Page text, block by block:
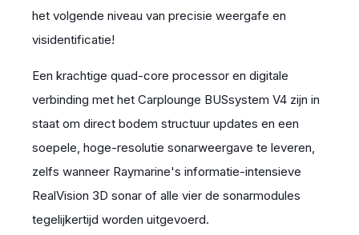
het volgende niveau van precisie weergafe en
visidentificatie!
Een krachtige quad-core processor en digitale
verbinding met het Carplounge BUSsystem V4 zijn in
staat om direct bodem structuur updates en een
soepele, hoge-resolutie sonarweergave te leveren,
zelfs wanneer Raymarine's informatie-intensieve
RealVision 3D sonar of alle vier de sonarmodules
tegelijkertijd worden uitgevoerd.